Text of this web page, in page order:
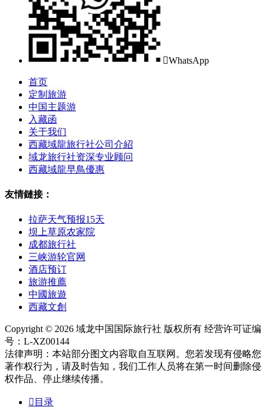
WhatsApp
首页
定制旅游
中国主题游
入藏函
关于我们
西藏域龍旅行社公司介紹
域龙旅行社资深专业顾问
西藏域龍早鳥優惠
友情鏈接：
拉萨天气预报15天
坝上草原农家院
成都旅行社
三峡游轮官网
酒店预订
旅游推薦
中國旅遊
西藏文創
Copyright © 2026 域龙中国国际旅行社 版权所有 经营许可证编
号：L-XZ00144
法律声明：本站部分图文内容取自互联网。您若发现有侵略您
著作权行为，请及时告知，我们工作人员将在第一时间删除侵
权作品、停止继续传播。
 目录